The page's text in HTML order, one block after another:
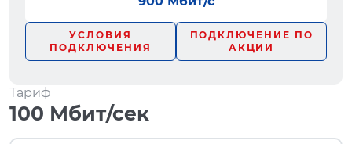
УСЛОВИЯ
ПОДКЛЮЧЕНИЯ
ПОДКЛЮЧЕНИЕ ПО
АКЦИИ
Тариф
100 Мбит/сек